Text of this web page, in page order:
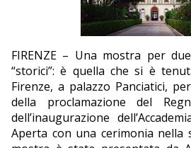
FIRENZE – Una mostra per
“storici”: è quella che si è
Firenze, a palazzo Panciatici,
della proclamazione del
dell’inaugurazione
Aperta con una cerimonia nella